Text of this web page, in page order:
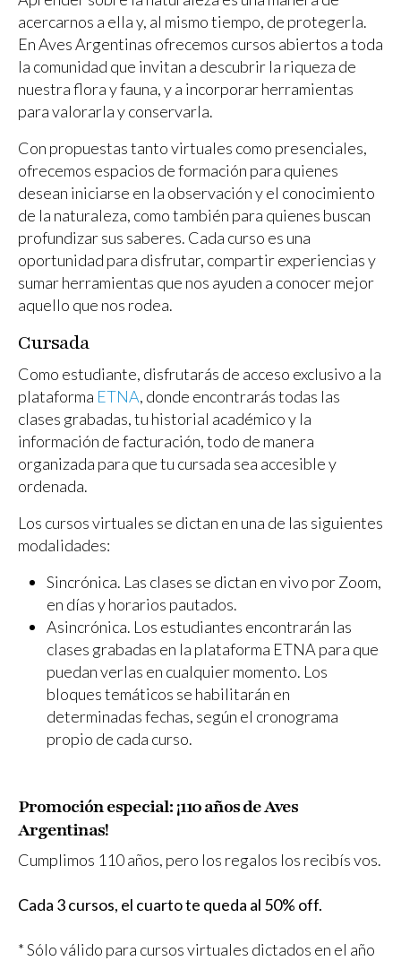
acercarnos a ella y, al mismo tiempo, de protegerla.
En Aves Argentinas ofrecemos cursos abiertos a toda
la comunidad que invitan a descubrir la riqueza de
nuestra flora y fauna, y a incorporar herramientas
para valorarla y conservarla.
Con propuestas tanto virtuales como presenciales,
ofrecemos espacios de formación para quienes
desean iniciarse en la observación y el conocimiento
de la naturaleza, como también para quienes buscan
profundizar sus saberes. Cada curso es una
oportunidad para disfrutar, compartir experiencias y
sumar herramientas que nos ayuden a conocer mejor
aquello que nos rodea.
Cursada
Como estudiante, disfrutarás de acceso exclusivo a la
plataforma ETNA, donde encontrarás todas las
clases grabadas, tu historial académico y la
información de facturación, todo de manera
organizada para que tu cursada sea accesible y
ordenada.
Los cursos virtuales se dictan en una de las siguientes
modalidades:
Sincrónica. Las clases se dictan en vivo por Zoom,
en días y horarios pautados.
Asincrónica. Los estudiantes encontrarán las
clases grabadas en la plataforma ETNA para que
puedan verlas en cualquier momento. Los
bloques temáticos se habilitarán en
determinadas fechas, según el cronograma
propio de cada curso.
Promoción especial:¡110 años de Aves
Argentinas!
Cumplimos 110 años, pero los regalos los recibís vos.
Cada 3 cursos, el cuarto te queda al 50% off.
* Sólo válido para cursos virtuales dictados en el año